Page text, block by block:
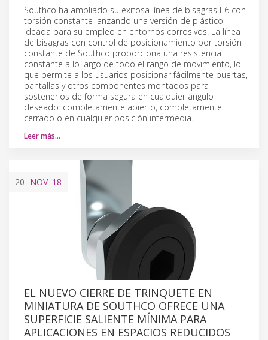
Southco ha ampliado su exitosa línea de bisagras E6 con
torsión constante lanzando una versión de plástico
ideada para su empleo en entornos corrosivos. La línea
de bisagras con control de posicionamiento por torsión
constante de Southco proporciona una resistencia
constante a lo largo de todo el rango de movimiento, lo
que permite a los usuarios posicionar fácilmente puertas,
pantallas y otros componentes montados para
sostenerlos de forma segura en cualquier ángulo
deseado: completamente abierto, completamente
cerrado o en cualquier posición intermedia.
Leer más…
20 NOV'18
EL NUEVO CIERRE DE TRINQUETE EN
MINIATURA DE SOUTHCO OFRECE UNA
SUPERFICIE SALIENTE MÍNIMA PARA
APLICACIONES EN ESPACIOS REDUCIDOS